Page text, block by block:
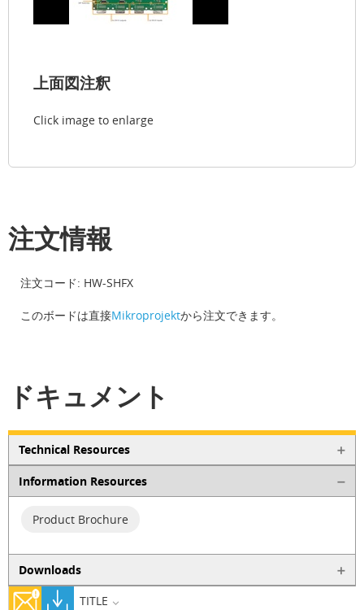
上面図注釈
Click image to enlarge
注文情報
注文コード: HW-SHFX
このボードは直接Mikroprojektから注文できます。
ドキュメント
Technical Resources
Information Resources
Product Brochure
Downloads
TITLE